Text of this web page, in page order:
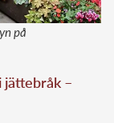
på
jättebråk –